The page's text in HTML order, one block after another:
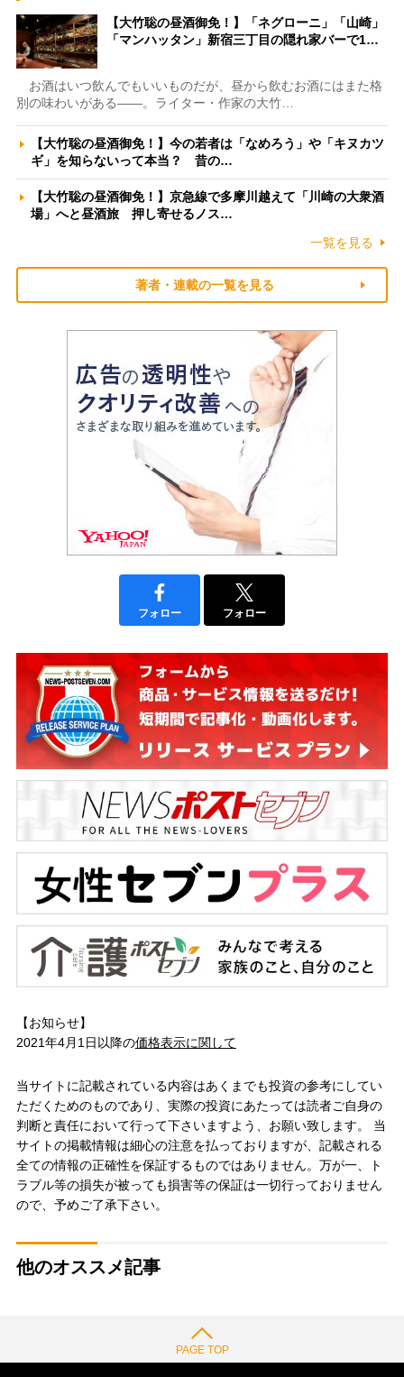
【大竹聡の昼酒御免！】「ネグローニ」「山崎」
「マンハッタン」新宿三丁目の隠れ家バーで1…
お酒はいつ飲んでもいいものだが、昼から飲むお酒にはまた格
別の味わいがある――。ライター・作家の大竹…
【大竹聡の昼酒御免！】今の若者は「なめろう」や「キヌカツ
ギ」を知らないって本当？ 昔の…
【大竹聡の昼酒御免！】京急線で多摩川越えて「川崎の大衆酒
場」へと昼酒旅 押し寄せるノス…
一覧を見る
著者・連載の一覧を見る
フォロー フォロー
【お知らせ】
2021年4月1日以降の価格表示に関して
当サイトに記載されている内容はあくまでも投資の参考にしてい
ただくためのものであり、実際の投資にあたっては読者ご自身の
判断と責任において行って下さいますよう、お願い致します。 当
サイトの掲載情報は細心の注意を払っておりますが、記載される
全ての情報の正確性を保証するものではありません。万が一、ト
ラブル等の損失が被っても損害等の保証は一切行っておりません
ので、予めご了承下さい。
他のオススメ記事
PAGE TOP